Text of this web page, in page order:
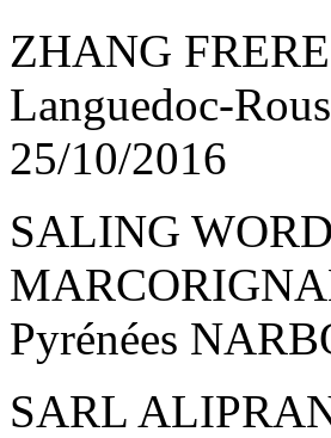
ZHANG
Languedoc-
25/10/2016
SALING
Pyrénées
SARL